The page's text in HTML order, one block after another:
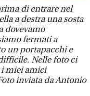
di entrare nel
a destra una sosta
dovevamo
fermati a
un portapacchi e
Nelle foto ci
miei amici
inviata da Antonio